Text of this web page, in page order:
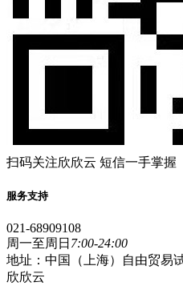
扫码关注欣欣云 短信一手掌握
服务支持
021-68909108
周一至周日 7:00-24:00
地址：中国（上海）自由贸易
欣欣云